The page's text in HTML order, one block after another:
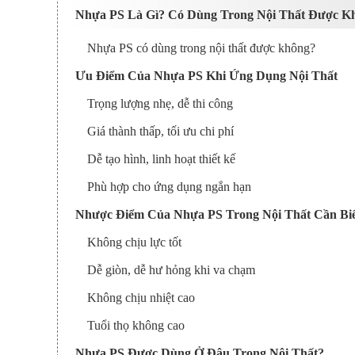
Nhựa PS Là Gì? Có Dùng Trong Nội Thất Được
Nhựa PS có dùng trong nội thất được không?
Ưu Điểm Của Nhựa PS Khi Ứng Dụng Nội Thất
Trọng lượng nhẹ, dễ thi công
Giá thành thấp, tối ưu chi phí
Dễ tạo hình, linh hoạt thiết kế
Phù hợp cho ứng dụng ngắn hạn
Nhược Điểm Của Nhựa PS Trong Nội Thất Cần
Không chịu lực tốt
Dễ giòn, dễ hư hỏng khi va chạm
Không chịu nhiệt cao
Tuổi thọ không cao
Nhựa PS Được Dùng Ở Đâu Trong Nội Thất?